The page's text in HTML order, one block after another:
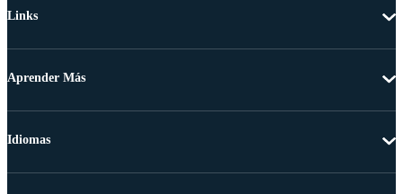
Links
Aprender Más
Idiomas